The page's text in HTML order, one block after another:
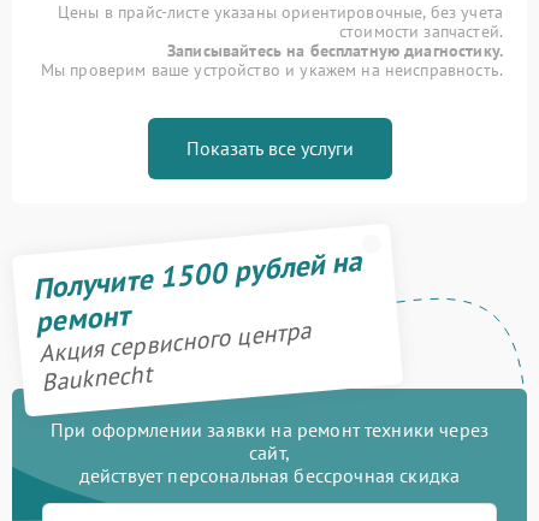
Цены в прайс-листе указаны ориентировочные, без учета
стоимости запчастей.
Записывайтесь на бесплатную диагностику.
Мы проверим ваше устройство и укажем на неисправность.
Показать все услуги
Получите 1500 рублей на
ремонт
Акция сервисного центра
Bauknecht
При оформлении заявки на ремонт техники через
сайт,
действует персональная бессрочная скидка